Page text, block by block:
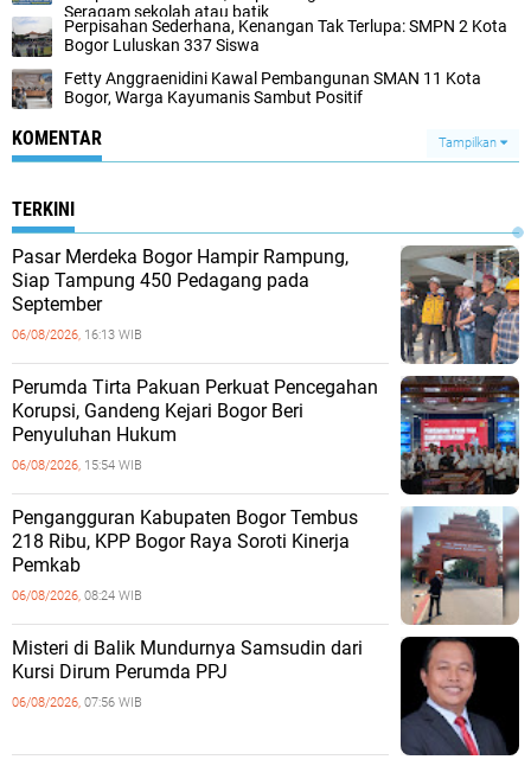
Seragam sekolah atau batik
Perpisahan Sederhana, Kenangan Tak Terlupa: SMPN 2 Kota
Bogor Luluskan 337 Siswa
Fetty Anggraenidini Kawal Pembangunan SMAN 11 Kota
Bogor, Warga Kayumanis Sambut Positif
KOMENTAR Tampilkan
TERKINI
Pasar Merdeka Bogor Hampir Rampung,
Siap Tampung 450 Pedagang pada
September
06/08/2026, 16:13 WIB
Perumda Tirta Pakuan Perkuat Pencegahan
Korupsi, Gandeng Kejari Bogor Beri
Penyuluhan Hukum
06/08/2026, 15:54 WIB
Pengangguran Kabupaten Bogor Tembus
218 Ribu, KPP Bogor Raya Soroti Kinerja
Pemkab
06/08/2026, 08:24 WIB
Misteri di Balik Mundurnya Samsudin dari
Kursi Dirum Perumda PPJ
06/08/2026, 07:56 WIB